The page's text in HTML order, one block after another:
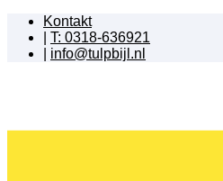
Kontakt
T: 0318-636921
info@tulpbijl.nl